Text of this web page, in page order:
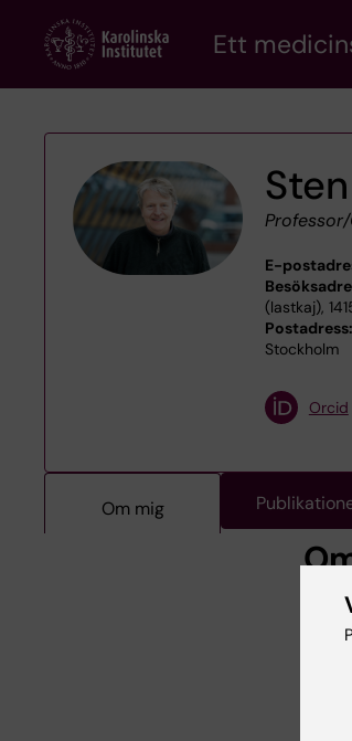
content
Ett
E-
(lastkaj),
Postadress:
Stockholm
Orcid
Om mig